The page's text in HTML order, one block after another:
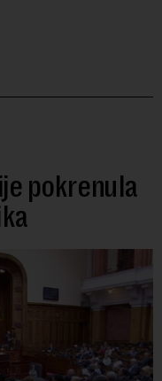
pokrenula